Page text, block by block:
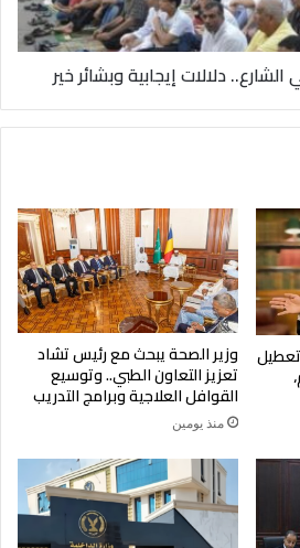
وتواصل فرق الصيانة عملها على مدار
العطل وإعادة الخدمات تدريجيًا.
ولا يبدو أن الحلول المؤقتة كافية
دلالات إيجابية وبشائر خير
تعطيل وزير الصحة يبحث مع رئيس تشاد
تعزيز التعاون الطبي.. وتوسيع
القوافل العلاجية وبرامج التدريب
منذ يومين